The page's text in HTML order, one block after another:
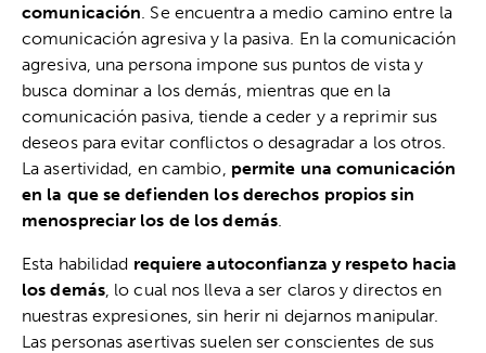
comunicación . Se encuentra a medio camino entre la
comunicación agresiva y la pasiva. En la comunicación
agresiva, una persona impone sus puntos de vista y
busca dominar a los demás, mientras que en la
comunicación pasiva, tiende a ceder y a reprimir sus
deseos para evitar conflictos o desagradar a los otros.
La asertividad, en cambio, permite una comunicación
en la que se defienden los derechos propios sin
menospreciar los de los demás.
Esta habilidad requiere autoconfianza y respeto hacia
los demás, lo cual nos lleva a ser claros y directos en
nuestras expresiones, sin herir ni dejarnos manipular.
Las personas asertivas suelen ser conscientes de sus